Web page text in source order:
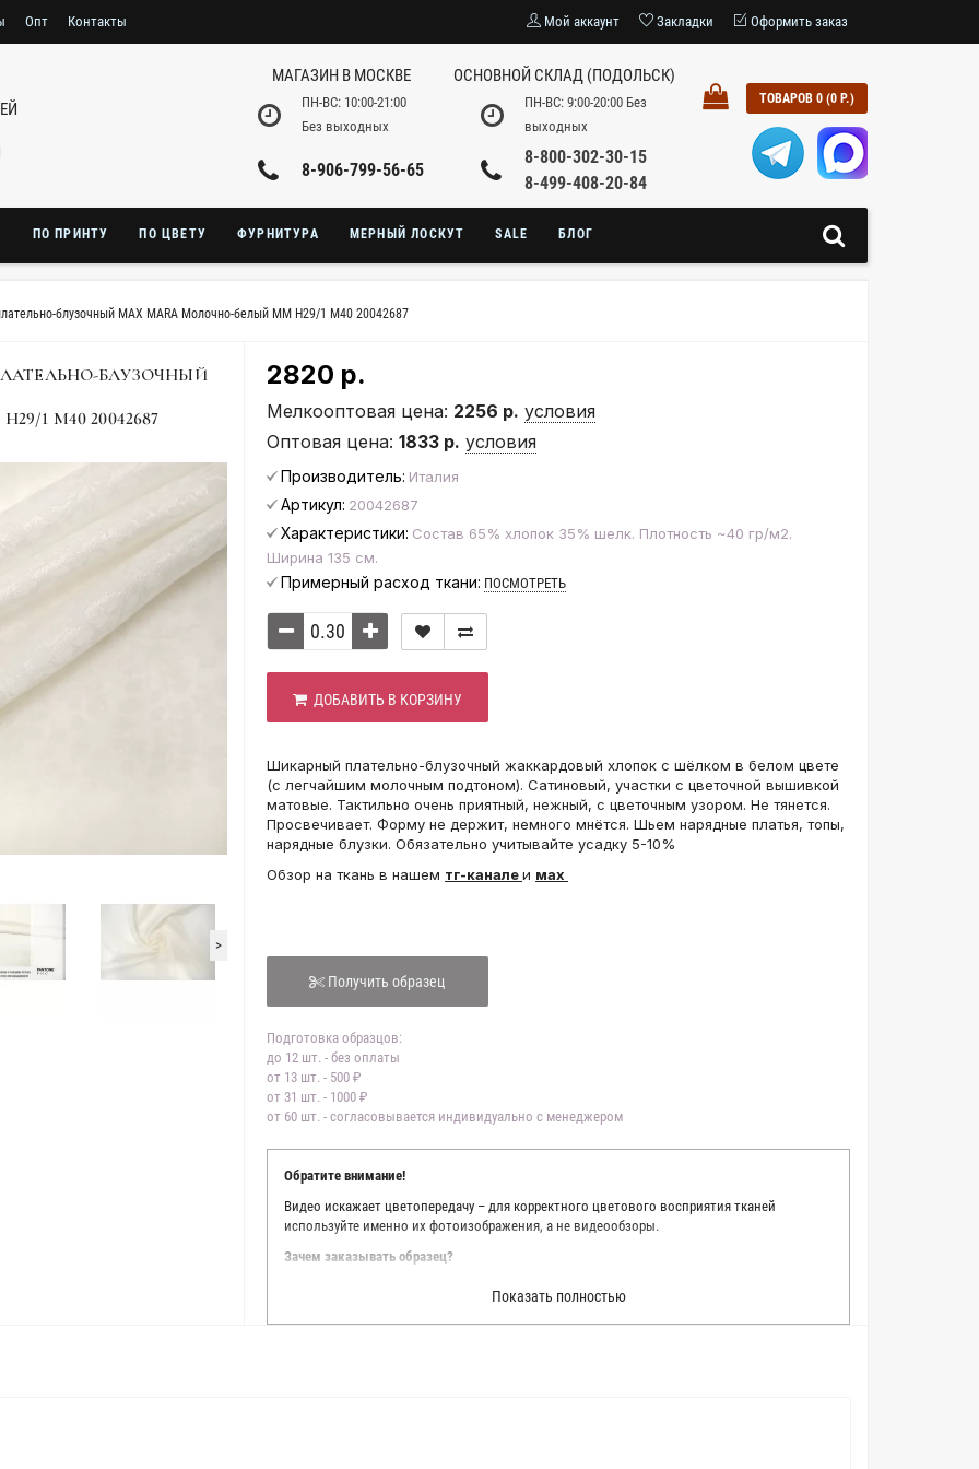
Опт Контакты Мой аккаунт Закладки Оформить заказ
МАГАЗИН В МОСКВЕ
ПН-ВС: 10:00-21:00
Без выходных
8-906-799-56-65
ОСНОВНОЙ СКЛАД (ПОДОЛЬСК)
ПН-ВС: 9:00-20:00 Без
выходных
8-800-302-30-15
8-499-408-20-84
ТОВАРОВ 0 (0 Р.)
ПО ПРИНТУ ПО ЦВЕТУ ФУРНИТУРА МЕРНЫЙ ЛОСКУТ SALE БЛОГ
блузочный MAX MARA Молочно-белый MM Н29/1 M40 20042687
БЛУЗОЧНЫЙ
1 M40 20042687
>
2820 р.
Мелкооптовая цена: 2256 р. условия
Оптовая цена: 1833 р. условия
Производитель: Италия
Артикул: 20042687
Характеристики: Состав 65% хлопок 35% шелк. Плотность ~40 гр/м2.
Ширина 135 см.
Примерный расход ткани: ПОСМОТРЕТЬ
ДОБАВИТЬ В КОРЗИНУ
Шикарный плательно-блузочный жаккардовый хлопок с шёлком в белом цвете
(с легчайшим молочным подтоном). Сатиновый, участки с цветочной вышивкой
матовые. Тактильно очень приятный, нежный, с цветочным узором. Не тянется.
Просвечивает. Форму не держит, немного мнётся. Шьем нарядные платья, топы,
нарядные блузки. Обязательно учитывайте усадку 5-10%
Обзор на ткань в нашем тг-каналеи мах
Получить образец
Подготовка образцов:
до 12 шт. - без оплаты
от 13 шт. - 500 ₽
от 31 шт. - 1000 ₽
от 60 шт. - согласовывается индивидуально с менеджером
Обратите внимание!
Видео искажает цветопередачу – для корректного цветового восприятия тканей
используйте именно их фотоизображения, а не видеообзоры.
Зачем заказывать образец?
Мы делаем все возможное, чтобы точно описать цвет каждой ткани из нашего каталога.
Мы осматриваем и фотографируем каждую ткань в естественном свете, стараемся
находить только правильные цветовые условия и описания. Но несмотря на наши
Показать полностью